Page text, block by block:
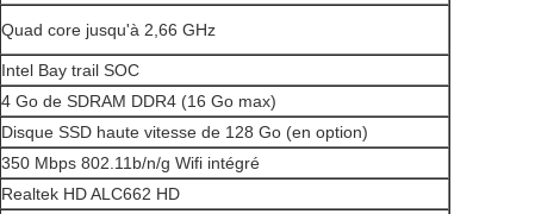
Quad core jusqu'à 2,66 GHz
Intel Bay trail SOC
4 Go de SDRAM DDR4 (16 Go max)
Disque SSD haute vitesse de 128 Go (en option)
350 Mbps 802.11b/n/g Wifi intégré
Realtek HD ALC662 HD